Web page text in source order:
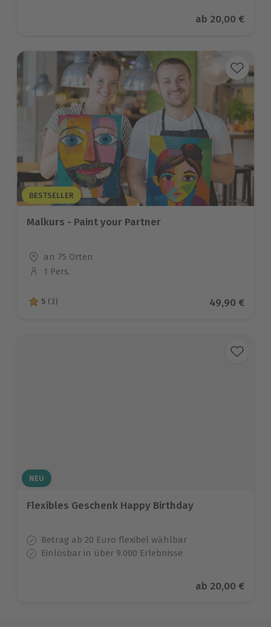
Aktueller Preis
ab 20,00 €
BESTSELLER
Malkurs - Paint your Partner
Standort
an 75 Orten
Anzahl der Teilnehmer
1 Pers.
5 von 5 Sternen basierend auf 3 Bewertungen
5 (3) Aktueller
49,90 €
NEU
Flexibles Geschenk Happy Birthday
Betrag ab 20 Euro flexibel wählbar
Einlösbar in über 9.000 Erlebnisse
Aktueller Preis
ab 20,00 €